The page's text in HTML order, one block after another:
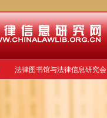
法律图书馆与法律信息研究会